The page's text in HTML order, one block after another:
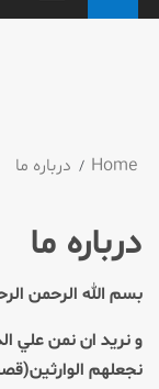
Home درباره ما
درباره ما
بسم الله الرحمن
و نريد ان نمن علي
نجعلهم